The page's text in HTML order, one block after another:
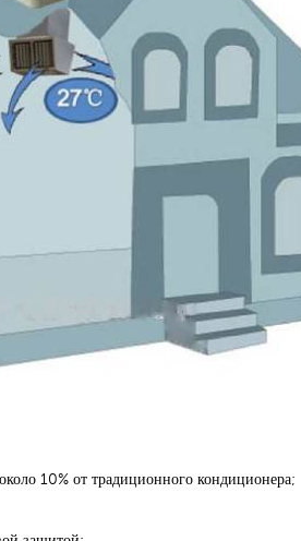
10% от традиционного кондиционера;